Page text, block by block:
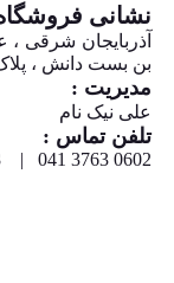
نشانی
آذربایجان شرقی
بن بست دانش ،
مدیریت :
علی نیک نام
تلفن تماس :
0602 3763 041 | 7113 382 0930